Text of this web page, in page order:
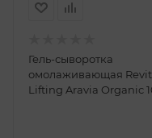
Гель-сыворотка
омолаживающая
Lifting Aravia Organic